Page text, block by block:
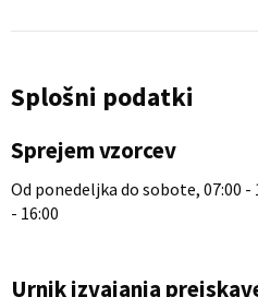
Splošni podatki
Sprejem vzorcev
Od ponedeljka do sobote, 07:00
- 16:00
Urnik izvajanja